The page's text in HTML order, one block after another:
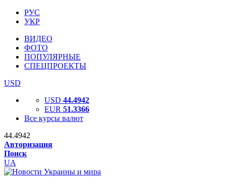
РУС
УКР
ВИДЕО
ФОТО
ПОПУЛЯРНЫЕ
СПЕЦПРОЕКТЫ
USD
USD 44.4942
EUR 51.3366
Все курсы валют
44.4942
Авторизация
Поиск
UA